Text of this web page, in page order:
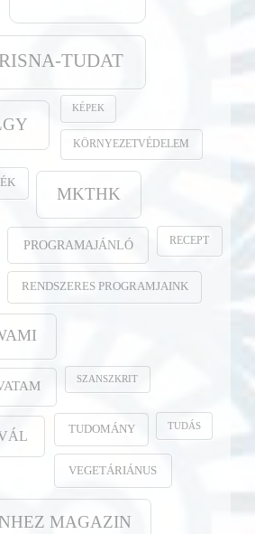
TUDAT
KÉPEK
KÖRNYEZETVÉDELEM
MKTHK
PROGRAMAJÁNLÓ RECEPT
RENDSZERES PROGRAMJAINK
SZANSZKRIT
TUDOMÁNY TUDÁS
VEGETÁRIÁNUS
MAGAZIN